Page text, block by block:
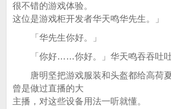
很不错的游戏体验。
这位是游戏柜开发者华天鸣华先生。」
「华先生你好。」
「你好……你好。」华天鸣吞吞吐吐
唐明坚把游戏服装和头盔都给高荷
曾是做过直播的大
主播，对这些设备用法一听就懂。